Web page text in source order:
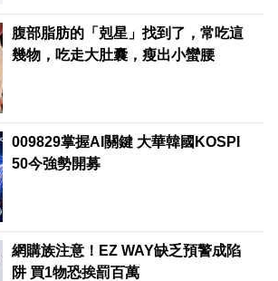
腹部脂肪的「剋星」找到了，常吃這
幾物，吃走大肚囊，瘦出小蠻腰
009829掌握AI關鍵 大華韓國KOSPI
50今強勢開募
網購族注意！EZ WAY缺乏預警成陷
阱 買1物恐挨罰百萬